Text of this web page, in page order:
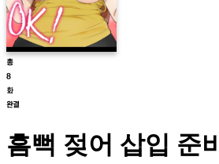
흠뻑 젖어 삽입 준